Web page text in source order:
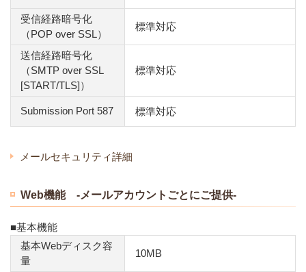
受信経路暗号化
（POP over SSL）
標準対応
送信経路暗号化
（SMTP over SSL
[START/TLS]）
標準対応
Submission Port 587 標準対応
メールセキュリティ詳細
Web機能 -メールアカウントごとにご提供-
■基本機能
基本Webディスク容
量
10MB